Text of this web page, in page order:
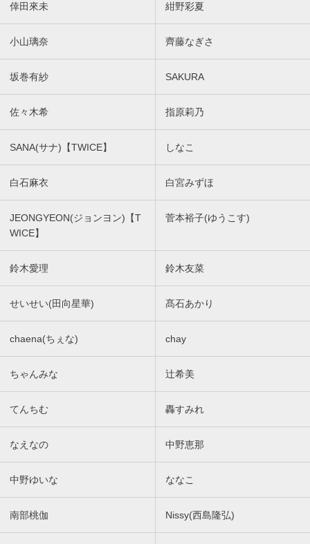
倖田來未 紺野彩夏
小山璃奈 齊藤なぎさ
坂巻有紗 SAKURA
佐々木希 指原莉乃
SANA(サナ)【TWICE】 しなこ
白石麻衣 白宮みずほ
JEONGYEON(ジョンヨン)【T
WICE】
菅本裕子(ゆうこす)
鈴木愛理 鈴木友菜
せいせい(田向星華) 髙石あかり
chaena(ちぇな) chay
ちゃんみな 辻希美
てんちむ 轟すみれ
なえなの 中野恵那
中野ゆいな ななこ
南部桃伽 Nissy(西島隆弘)